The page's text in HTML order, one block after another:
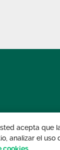
Todos
acepta que
analizar el uso